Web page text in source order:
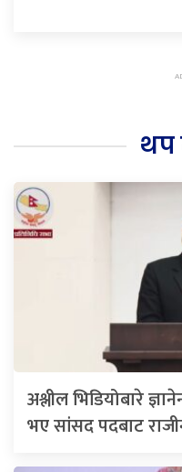
थप
अश्लील भिडियोबारे
भए सांसद पदबाट